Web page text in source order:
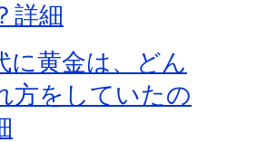
詳細
に黄金は、どん
方をしていたの